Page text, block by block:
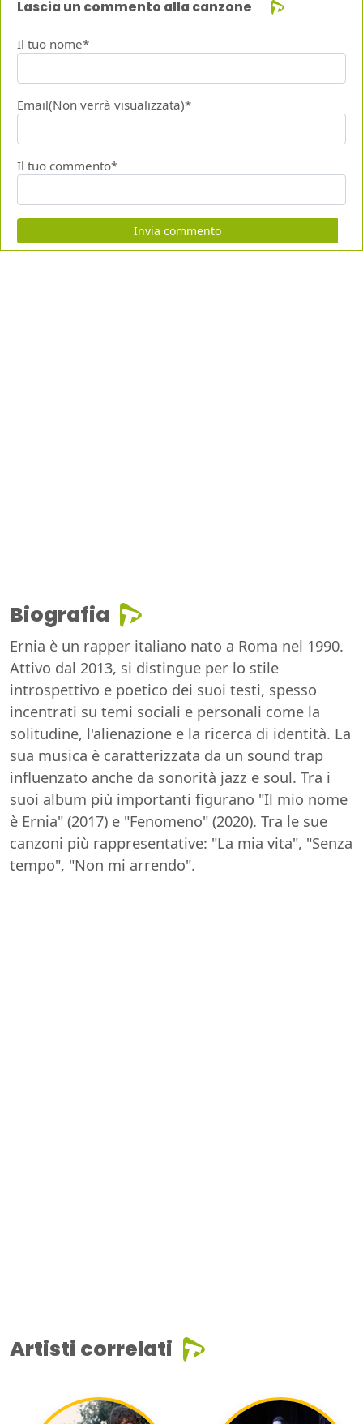
Lascia un commento alla canzone
Il tuo nome*
Email(Non verrà visualizzata)*
Il tuo commento*
Invia commento
Biografia
Ernia è un rapper italiano nato a Roma nel 1990.
Attivo dal 2013, si distingue per lo stile
introspettivo e poetico dei suoi testi, spesso
incentrati su temi sociali e personali come la
solitudine, l'alienazione e la ricerca di identità. La
sua musica è caratterizzata da un sound trap
influenzato anche da sonorità jazz e soul. Tra i
suoi album più importanti figurano "Il mio nome
è Ernia" (2017) e "Fenomeno" (2020). Tra le sue
canzoni più rappresentative: "La mia vita", "Senza
tempo", "Non mi arrendo".
Artisti correlati